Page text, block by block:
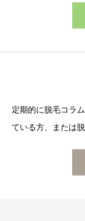
定期的に脱毛コラ
ている方、または